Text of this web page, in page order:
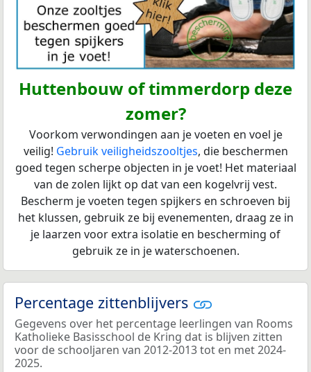
Huttenbouw of timmerdorp deze
zomer?
Voorkom verwondingen aan je voeten en voel je
veilig! Gebruik veiligheidszooltjes, die beschermen
goed tegen scherpe objecten in je voet! Het materiaal
van de zolen lijkt op dat van een kogelvrij vest.
Bescherm je voeten tegen spijkers en schroeven bij
het klussen, gebruik ze bij evenementen, draag ze in
je laarzen voor extra isolatie en bescherming of
gebruik ze in je waterschoenen.
Percentage zittenblijvers
Gegevens over het percentage leerlingen van Rooms
Katholieke Basisschool de Kring dat is blijven zitten
voor de schooljaren van 2012-2013 tot en met 2024-
2025.